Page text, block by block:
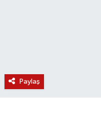
Paylaş
YUNUSEMRE
MANİSA'YI KEŞFET